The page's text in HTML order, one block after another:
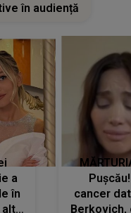
în audiență
a
în
altă
cancer
Berkovich,